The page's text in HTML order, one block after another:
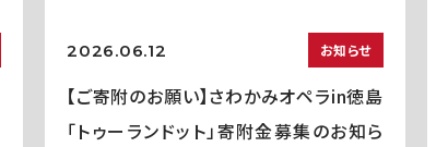
2026.06.12 お知らせ
【ご寄附のお願い】さわかみオペラin徳島
「トゥーランドット」寄附金募集のお知ら